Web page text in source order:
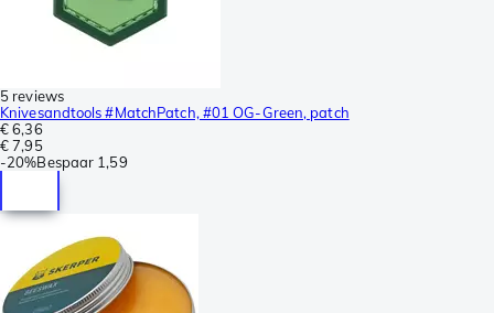
5 reviews
Knivesandtools #MatchPatch, #01 OG-Green, patch
€ 6,36
€ 7,95
-20%Bespaar 1,59